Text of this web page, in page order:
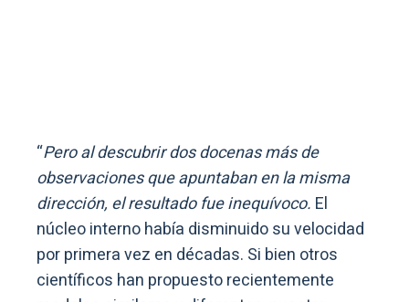
“Pero al descubrir dos docenas más de
observaciones que apuntaban en la misma
dirección, el resultado fue inequívoco. El
núcleo interno había disminuido su velocidad
por primera vez en décadas. Si bien otros
científicos han propuesto recientemente